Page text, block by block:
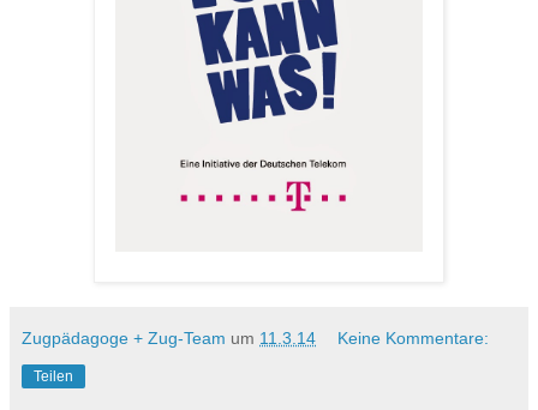
Zugpädagoge + Zug-Team um 11.3.14 Keine Kommentare:
Teilen